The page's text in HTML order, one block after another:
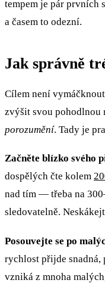
tempem je pár prvních
a časem to odezní.
Jak správně
Cílem není
zvýšit svou pohodlnou
porozumění. Tady je
Začněte blízko svého
dospělých čte kolem
nad tím — třeba na
sledovatelně.
Posouvejte se po
rychlost přijde snadná,
vzniká z mnoha